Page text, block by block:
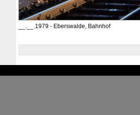
__.__.1979 - Eberswalde, Bahnhof